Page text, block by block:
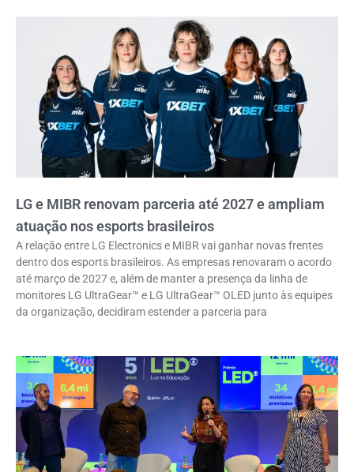
LG e MIBR renovam parceria até 2027 e ampliam
atuação nos esports brasileiros
A relação entre LG Electronics e MIBR vai ganhar novas frentes
dentro dos esports brasileiros. As empresas renovaram o acordo
até março de 2027 e, além de manter a presença da linha de
monitores LG UltraGear™ e LG UltraGear™ OLED junto às equipes
da organização, decidiram estender a parceria para